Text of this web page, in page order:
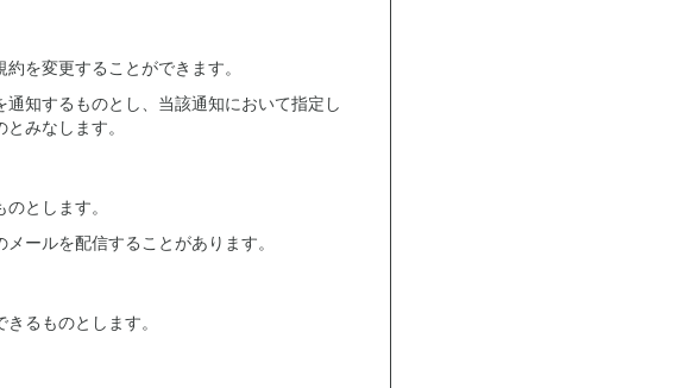
を変更することができます。
知するものとし、当該通知において指定し
みなします。
とします。
ールを配信することがあります。
るものとします。